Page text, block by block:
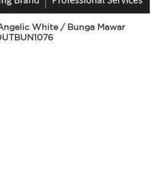
White / Bunga Mawar